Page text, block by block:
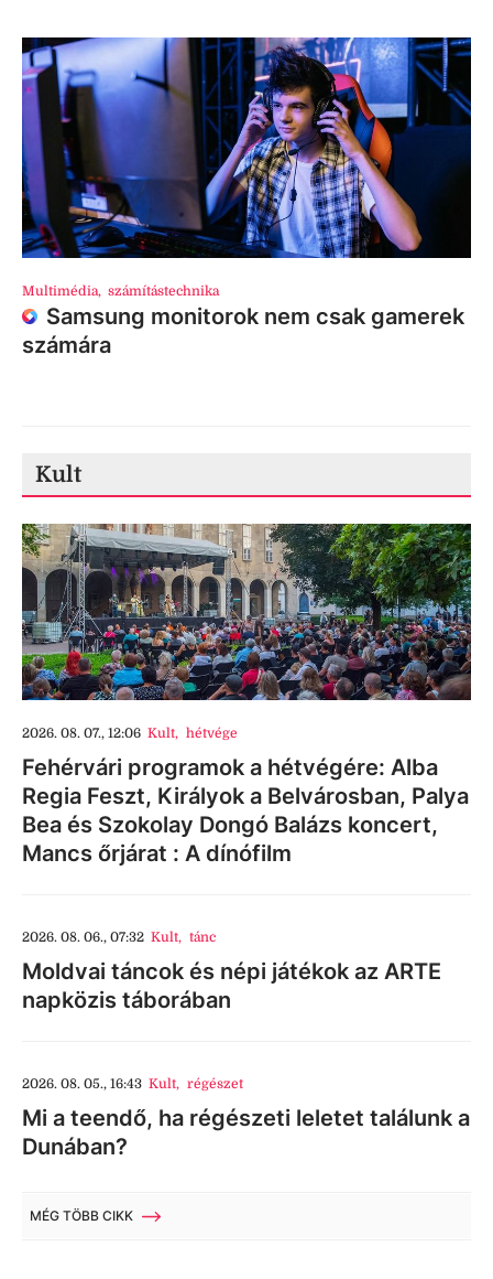
Multimédia, számítástechnika
Samsung monitorok nem csak gamerek
számára
Kult
2026. 08. 07., 12:06 Kult, hétvége
Fehérvári programok a hétvégére: Alba
Regia Feszt, Királyok a Belvárosban, Palya
Bea és Szokolay Dongó Balázs koncert,
Mancs őrjárat : A dínófilm
2026. 08. 06., 07:32 Kult, tánc
Moldvai táncok és népi játékok az ARTE
napközis táborában
2026. 08. 05., 16:43 Kult, régészet
Mi a teendő, ha régészeti leletet találunk a
Dunában?
MÉG TÖBB CIKK